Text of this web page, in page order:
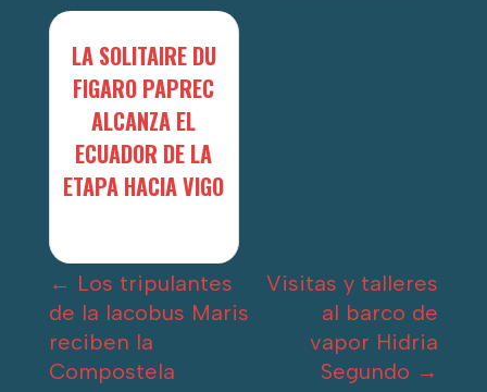
LA SOLITAIRE DU
FIGARO PAPREC
ALCANZA EL
ECUADOR DE LA
ETAPA HACIA VIGO
← Los tripulantes
de la Iacobus Maris
reciben la
Compostela
Visitas y talleres
al barco de
vapor Hidria
Segundo →